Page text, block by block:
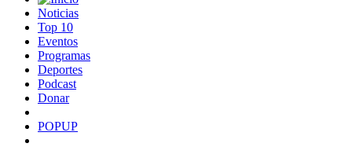
Noticias
Top 10
Eventos
Programas
Deportes
Podcast
Donar
POPUP